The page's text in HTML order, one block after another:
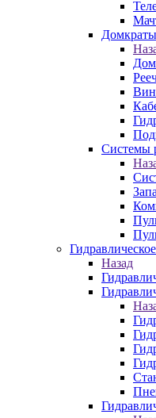
Домкраты
Системы
Назад